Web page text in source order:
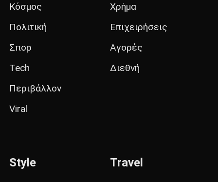
Κόσμος
Πολιτική
Σπορ
Tech
Περιβάλλον
Viral
Χρήμα
Επιχειρήσεις
Αγορές
Διεθνή
Style Travel